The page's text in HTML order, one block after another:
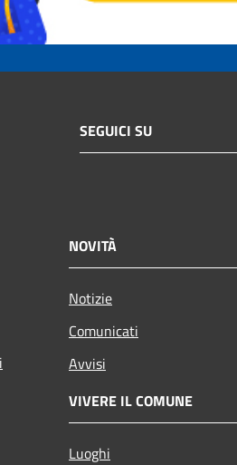
SEGUICI SU
NOVITÀ
Notizie
Comunicati
Avvisi
VIVERE IL COMUNE
Luoghi